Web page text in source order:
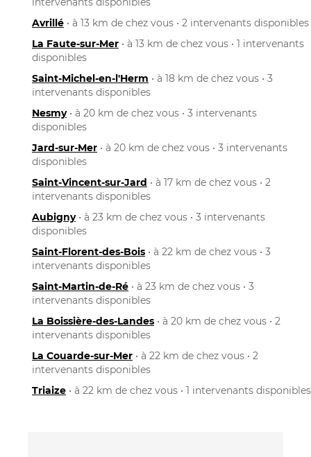
Avrillé • à 13 km de chez vous • 2 intervenants disponibles
La Faute-sur-Mer • à 13 km de chez vous • 1 intervenants
disponibles
Saint-Michel-en-l'Herm • à 18 km de chez vous • 3
intervenants disponibles
Nesmy• à 20 km de chez vous • 3 intervenants
disponibles
Jard-sur-Mer • à 20 km de chez vous • 3 intervenants
disponibles
Saint-Vincent-sur-Jard • à 17 km de chez vous • 2
intervenants disponibles
Aubigny• à 23 km de chez vous • 3 intervenants
disponibles
Saint-Florent-des-Bois • à 22 km de chez vous • 3
intervenants disponibles
Saint-Martin-de-Ré • à 23 km de chez vous • 3
intervenants disponibles
La Boissière-des-Landes • à 20 km de chez vous • 2
intervenants disponibles
La Couarde-sur-Mer • à 22 km de chez vous • 2
intervenants disponibles
Triaize • à 22 km de chez vous • 1 intervenants disponibles